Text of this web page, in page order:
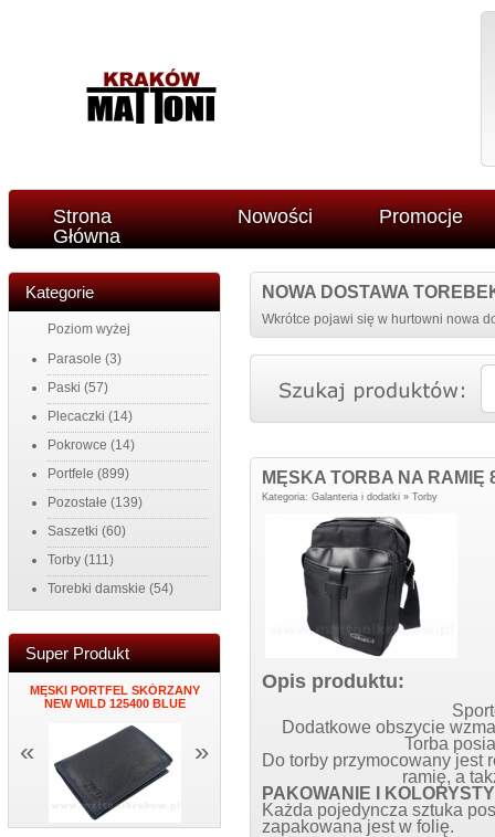
Strona
Główna
Nowości Promocje
Kategorie
Poziom wyżej
Parasole (3)
Paski (57)
Plecaczki (14)
Pokrowce (14)
Portfele (899)
Pozostałe (139)
Saszetki (60)
Torby (111)
Torebki damskie (54)
Super Produkt
MĘSKI PORTFEL SKÓRZANY
NEW WILD 125400 BLUE
PORTFEL DAMSKI ITALY K34
ŚCIANĘ
« »
NOWA DOSTAWA
Wkrótce pojawi się w hurtowni nowa
MĘSKA TORBA NA RAMIĘ
Kategoria: Galanteria i dodatki » Torby
Opis produktu:
Dodatkowe obszycie
Torba
Do torby przymocowany jest
ramię, a
PAKOWANIE I
Każda pojedyncza sztuka
zapakowana jest w folię.